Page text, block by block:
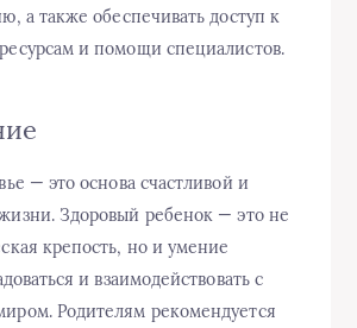
а также обеспечивать доступ к
и помощи специалистов.
— это основа счастливой и
Здоровый ребенок — это не
крепость, но и умение
и взаимодействовать с
Родителям рекомендуется